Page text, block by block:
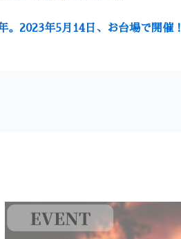
2023年5月14日、お台場で開催！